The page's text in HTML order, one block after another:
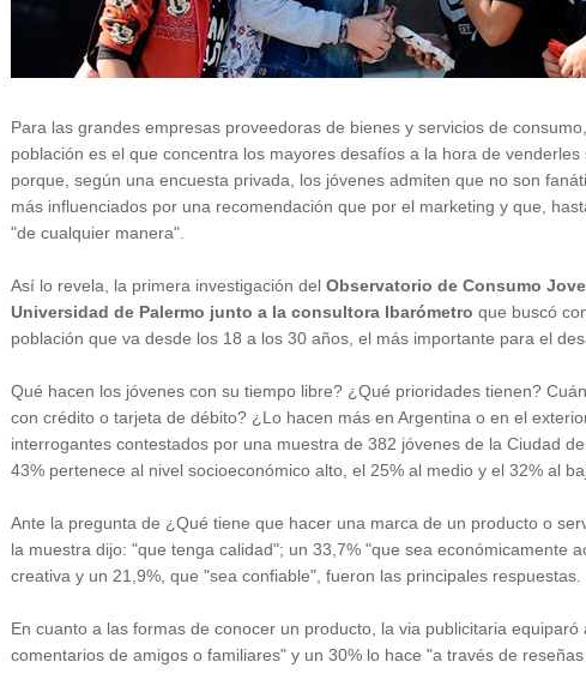
Para las grandes empresas proveedoras de bienes y servicios de
población es el que concentra los mayores desafíos a la hora de
porque, según una encuesta privada, los jóvenes admiten que no son
más influenciados por una recomendación que por el marketing y que,
"de cualquier manera".
Así lo revela, la primera investigación del Observatorio de Consumo
Universidad de Palermo junto a la consultora Ibarómetro que buscó
población que va desde los 18 a los 30 años, el más importante para el
Qué hacen los jóvenes con su tiempo libre? ¿Qué prioridades tienen?
con crédito o tarjeta de débito? ¿Lo hacen más en Argentina o en el
interrogantes contestados por una muestra de 382 jóvenes de la Ciudad
43% pertenece al nivel socioeconómico alto, el 25% al medio y el 32% al
Ante la pregunta de ¿Qué tiene que hacer una marca de un producto o
la muestra dijo: "que tenga calidad"; un 33,7% "que sea económicamente
creativa y un 21,9%, que "sea confiable", fueron las principales respuestas.
En cuanto a las formas de conocer un producto, la via publicitaria
comentarios de amigos o familiares" y un 30% lo hace "a través de reseñas